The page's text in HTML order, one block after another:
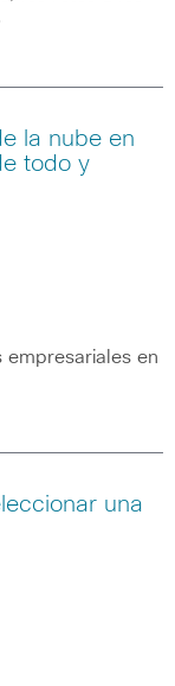
la nube en
todo y
empresariales en
una